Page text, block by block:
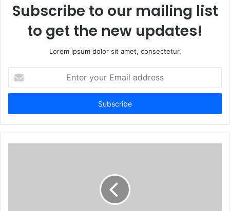
Subscribe to our mailing list
to get the new updates!
Lorem ipsum dolor sit amet, consectetur.
your
Email